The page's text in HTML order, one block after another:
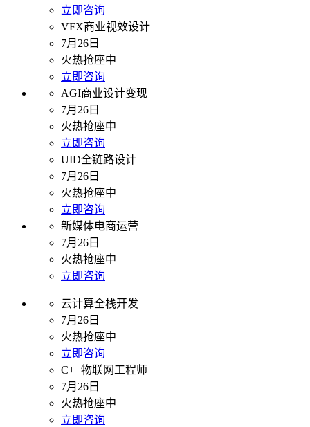
立即咨询
VFX商业视效设计
7月26日
火热抢座中
立即咨询
AGI商业设计变现
7月26日
火热抢座中
立即咨询
UID全链路设计
7月26日
火热抢座中
立即咨询
新媒体电商运营
7月26日
火热抢座中
立即咨询
云计算全栈开发
7月26日
火热抢座中
立即咨询
C++物联网工程师
7月26日
火热抢座中
立即咨询